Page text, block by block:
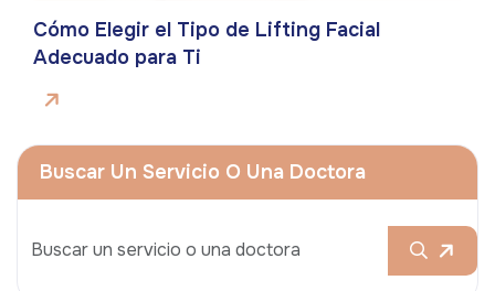
Cómo Elegir el Tipo de Lifting Facial
Adecuado para Ti
Buscar Un Servicio O Una Doctora